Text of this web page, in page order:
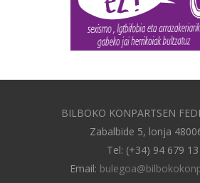
BILBOKO KONPARTSEN
Zabalbide 5, lonja
Tel: (+34) 94 679
Email: